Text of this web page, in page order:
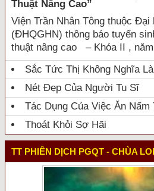
Thuật Nâng Cao”
Viện Trần Nhân Tông thuộc Đại
(ĐHQGHN) thông báo tuyển
thuật nâng cao – Khóa II ,
Sắc Tức Thị Không Nghĩa
Nét Đẹp Của Người Tu Sĩ
Tác Dụng Của Việc Ăn
Thoát Khỏi Sợ Hãi
TT PHIÊN DỊCH PGQT - CHÙA